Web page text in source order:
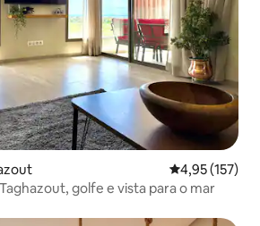
4,95 de uma
4,95 (157)
golfe e vista para o mar